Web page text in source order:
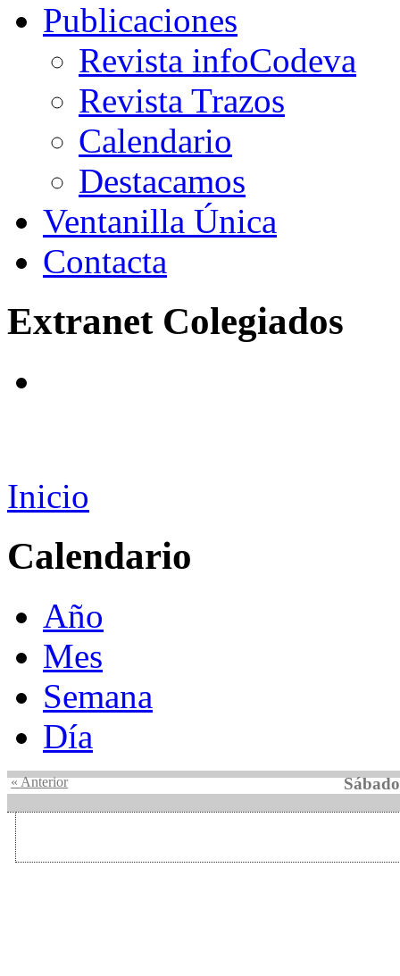
Publicaciones
Revista infoCodeva
Revista Trazos
Calendario
Destacamos
Ventanilla Única
Contacta
Extranet Colegiados
Inicio
Calendario
Año
Mes
Semana
Día
« Anterior